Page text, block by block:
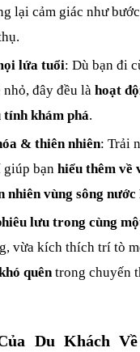
lại cảm giác như
lứa tuổi: Dù bạn đi
đây đều là hoạt
khám phá.
& thiên nhiên: Trải
giúp bạn hiểu thêm về
nhiên vùng sông nước
lưu trong cùng
vừa kích thích trí tò
quên trong chuyến
Du Khách Về